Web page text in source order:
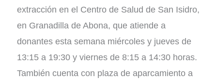
extracción en el Centro de Salud de San Isidro,
en Granadilla de Abona, que atiende a
donantes esta semana miércoles y jueves de
13:15 a 19:30 y viernes de 8:15 a 14:30 horas.
También cuenta con plaza de aparcamiento a